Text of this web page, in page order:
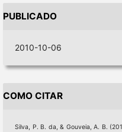
PUBLICADO
2010-10-06
COMO CITAR
Silva, P. B. da, & Gouveia, A. B.